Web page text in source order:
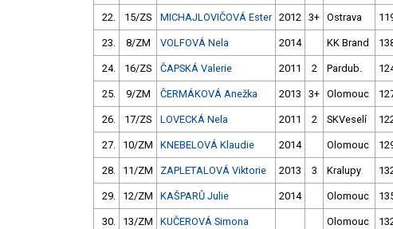
22. 15/ZS MICHAJLOVIČOVÁ Ester 2012 3+ Ostrava
23. 8/ZM VOLFOVÁ Nela 2014 KK Brand
24. 16/ZS ČAPSKÁ Valerie 2011 2 Pardub.
25. 9/ZM ČERMÁKOVÁ Anežka 2013 3+ Olomouc
26. 17/ZS LOVECKÁ Nela 2011 2 SKVeselí
27. 10/ZM KNEBELOVÁ Klaudie 2014 Olomouc
28. 11/ZM ZAPLETALOVÁ Viktorie 2013 3 Kralupy
29. 12/ZM KAŠPARŮ Julie 2014 Olomouc
30. 13/ZM KUČEROVÁ Simona Olomouc